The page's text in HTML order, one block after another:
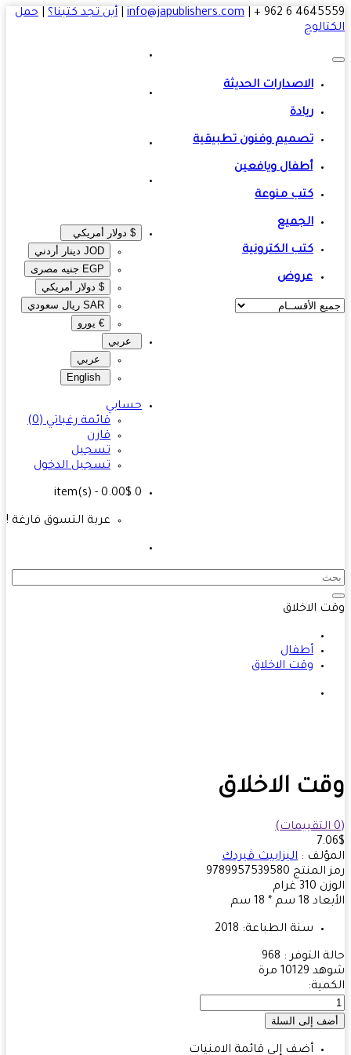
4645559 6
|
info@japublishers.com
|أين تجد كتبنا؟|حمل
$ دولار أمريكي
JOD دينار أردني
EGP جنيه مصرى‎
$ دولار أمريكي
SAR ريال سعودي
€ يورو
عربي
عربي
English
حسابي
قائمة رغباتي (0)
قارن
تسجيل
تسجيل الدخول
item(s)
- 0.00$
عربة التسوق فارغة !
الاصدارات الحديثة
ريادة
تصميم وفنون تطبيقية
أطفال ويافعين
كتب منوعة
الجميع
كتب الكترونية
عروض
الاخلاق
أطفال
وقت الاخلاق
الاخلاق
:اليزابيث ڤيردك
المنتج9789957539580
310 غرام
18 سم * 18 سم
سنة الطباعة: 2018
التوفر : 968
10129 مرة
أضف إلى قائمة الامنيات